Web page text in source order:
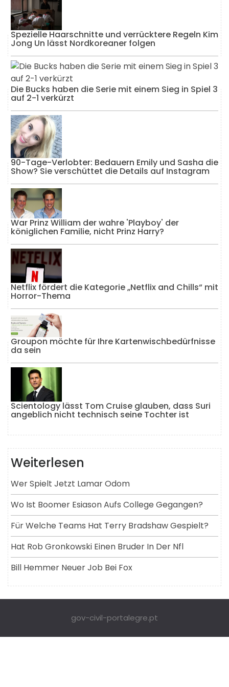
Spezielle Haarschnitte und verrücktere Regeln Kim
Jong Un lässt Nordkoreaner folgen
Die Bucks haben die Serie mit einem Sieg in Spiel 3
auf 2-1 verkürzt
90-Tage-Verlobter: Bedauern Emily und Sasha die
Show? Sie verschüttet die Details auf Instagram
War Prinz William der wahre 'Playboy' der
königlichen Familie, nicht Prinz Harry?
Netflix fördert die Kategorie „Netflix and Chills“ mit
Horror-Thema
Groupon möchte für Ihre Kartenwischbedürfnisse
da sein
Scientology lässt Tom Cruise glauben, dass Suri
angeblich nicht technisch seine Tochter ist
Weiterlesen
Wer Spielt Jetzt Lamar Odom
Wo Ist Boomer Esiason Aufs College Gegangen?
Für Welche Teams Hat Terry Bradshaw Gespielt?
Hat Rob Gronkowski Einen Bruder In Der Nfl
Bill Hemmer Neuer Job Bei Fox
gov-civil-portalegre.pt